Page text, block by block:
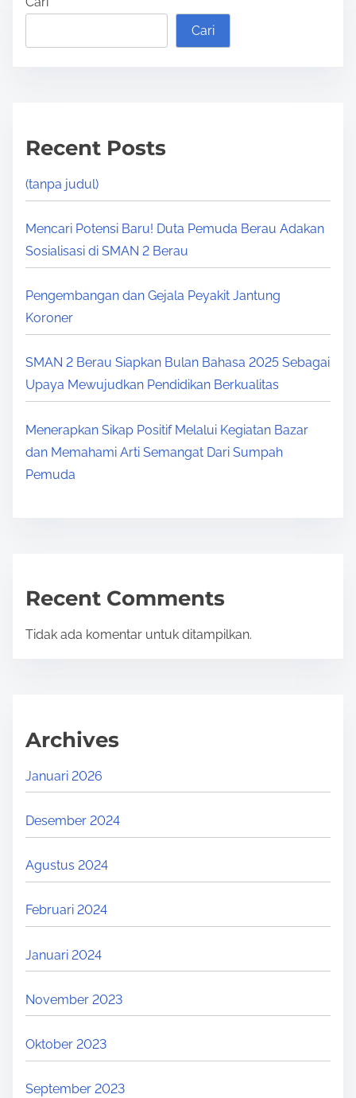
Cari
Recent Posts
(tanpa judul)
Mencari Potensi Baru! Duta Pemuda Berau Adakan
Sosialisasi di SMAN 2 Berau
Pengembangan dan Gejala Peyakit Jantung
Koroner
SMAN 2 Berau Siapkan Bulan Bahasa 2025 Sebagai
Upaya Mewujudkan Pendidikan Berkualitas
Menerapkan Sikap Positif Melalui Kegiatan Bazar
dan Memahami Arti Semangat Dari Sumpah
Pemuda
Recent Comments
Tidak ada komentar untuk ditampilkan.
Archives
Januari 2026
Desember 2024
Agustus 2024
Februari 2024
Januari 2024
November 2023
Oktober 2023
September 2023